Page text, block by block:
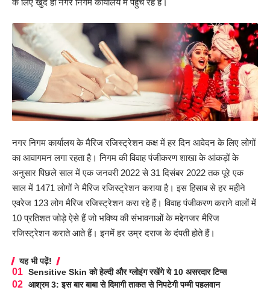
नगर निगम कार्यालय के मैरिज रजिस्ट्रेशन कक्ष में हर दिन आवेदन के लिए लोगों
का आवागमन लगा रहता है। निगम की विवाह पंजीकरण शाखा के आंकड़ों के
अनुसार पिछले साल में एक जनवरी 2022 से 31 दिसंबर 2022 तक पूरे एक
साल में 1471 लोगों ने मैरिज रजिस्ट्रेशन कराया है। इस हिसाब से हर महीने
एवरेज 123 लोग मैरिज रजिस्ट्रेशन करा रहे हैं। विवाह पंजीकरण कराने वालों में
10 प्रतिशत जोड़े ऐसे हैं जो भविष्य की संभावनाओं के मद्देनजर मैरिज
रजिस्ट्रेशन कराते आते हैं। इनमें हर उम्र दराज के दंपती होते हैं।
यह भी पढ़ें!
Sensitive Skin को हेल्दी और ग्लोइंग रखेंगे ये 10 असरदार टिप्स
आश्रम 3: इस बार बाबा से दिमागी ताकत से निपटेगी पम्मी पहलवान